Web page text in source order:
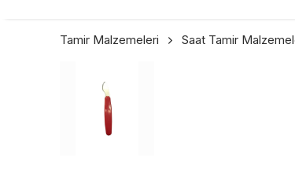
Tamir Malzemeleri Saat Tamir